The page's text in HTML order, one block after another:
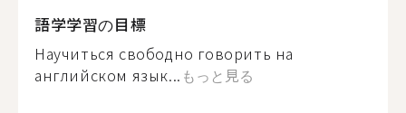
語学学習の目標
Научиться свободно говорить на
английском язык... もっと見る